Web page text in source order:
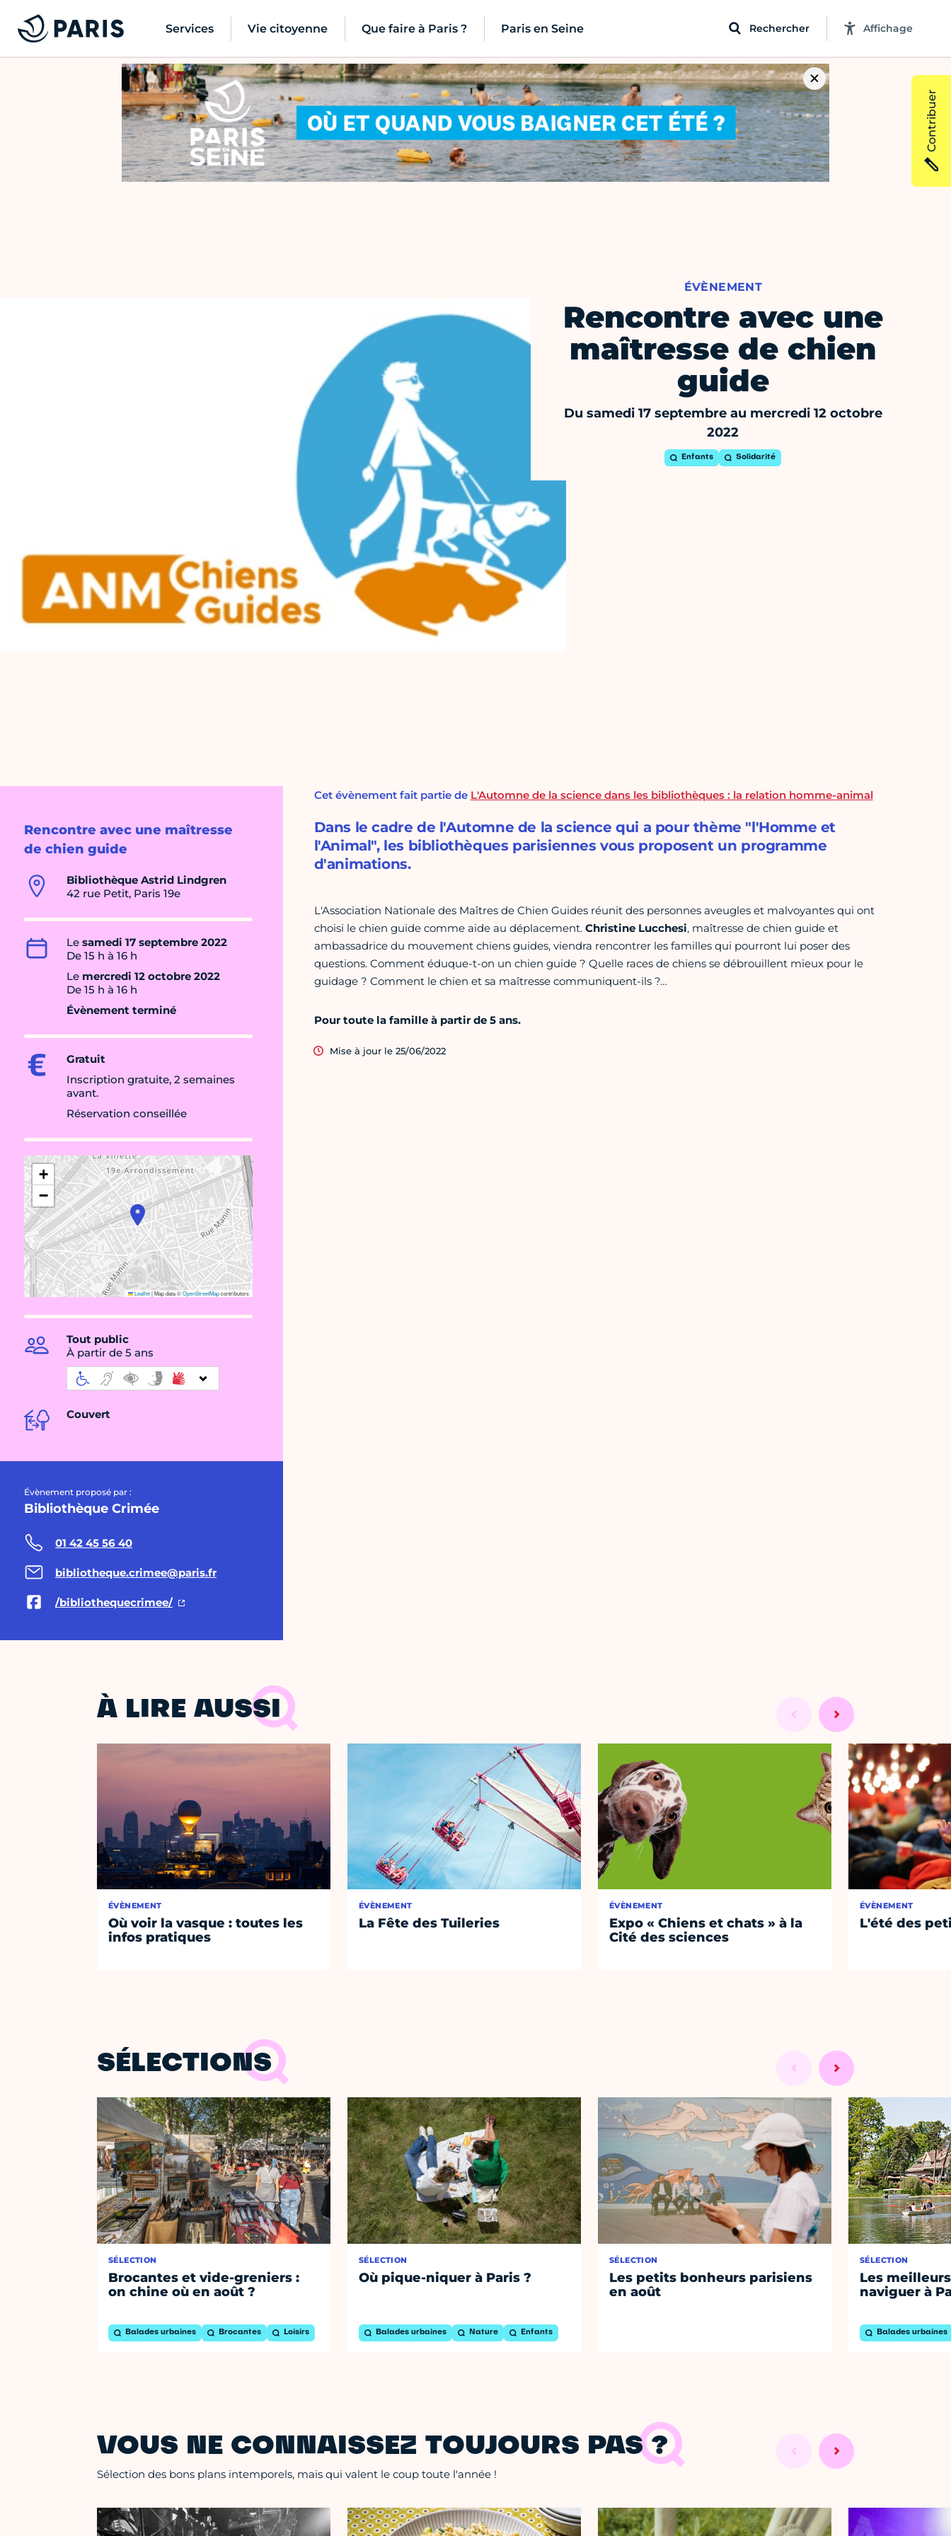
Services Vie citoyenne Que faire à Paris ? Paris en Seine Rechercher Affichage
ÉVÈNEMENT
Rencontre avec une
maîtresse de chien
guide
Du samedi 17 septembre au mercredi 12 octobre
2022
Enfants Solidarité
Rencontre avec une maîtresse
de chien guide
Bibliothèque Astrid Lindgren
42 rue Petit, Paris 19e
Le samedi 17 septembre 2022
De 15 h à 16 h
Le mercredi 12 octobre 2022
De 15 h à 16 h
Évènement terminé
Gratuit
Inscription gratuite, 2 semaines
avant.
Réservation conseillée
+
−
Leaflet|Map data ©OpenStreetMapcontributors
Tout public
À partir de 5 ans
Couvert
Évènement proposé par :
Bibliothèque Crimée
01 42 45 56 40
bibliotheque.crimee@paris.fr
/bibliothequecrimee/
Cet évènement fait partie de L'Automne de la science dans les bibliothèques : la relation homme-animal
Dans le cadre de l'Automne de la science qui a pour thème "l'Homme et
l'Animal", les bibliothèques parisiennes vous proposent un programme
d'animations.
L'Association Nationale des Maîtres de Chien Guides réunit des personnes aveugles et malvoyantes qui ont
choisi le chien guide comme aide au déplacement. Christine Lucchesi, maîtresse de chien guide et
ambassadrice du mouvement chiens guides, viendra rencontrer les familles qui pourront lui poser des
questions. Comment éduque-t-on un chien guide ? Quelle races de chiens se débrouillent mieux pour le
guidage ? Comment le chien et sa maîtresse communiquent-ils ?…
Pour toute la famille à partir de 5 ans.
Mise à jour le 25/06/2022
À LIRE AUSSI
ÉVÈNEMENT
Où voir la vasque : toutes les
infos pratiques
ÉVÈNEMENT
La Fête des Tuileries
ÉVÈNEMENT
Expo « Chiens et chats » à la
Cité des sciences
ÉVÈNEMENT
L'été des
SÉLECTIONS
SÉLECTION
Brocantes et vide-greniers :
on chine où en août ?
Balades urbaines Brocantes Loisirs
SÉLECTION
Où pique-niquer à Paris ?
Balades urbaines Nature Enfants
SÉLECTION
Les petits bonheurs parisiens
en août
SÉLECTION
Les
naviguer à
Balades urbaines
VOUS NE CONNAISSEZ TOUJOURS PAS ?
Sélection des bons plans intemporels, mais qui valent le coup toute l'année !
Contribuer